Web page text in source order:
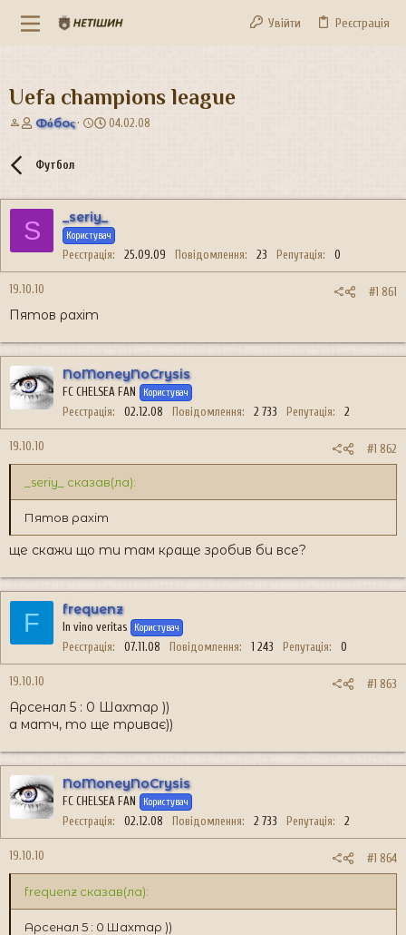
Увійти Реєстрація
Uefa champions league
А
о
т
е
м
и
Фόбоς
Д
т
в
о
р
е
04.02.08
Футбол
S _seriy_
Користувач
Реєстрація 25.09.09 Повідомлення 23 Репутація 0
19.10.10 #1 861
Пятов рахіт
NoMoneyNoCrysis
FC CHELSEA FAN Користувач
Реєстрація 02.12.08 Повідомлення 2 733 Репутація 2
19.10.10 #1 862
_seriy_ сказав(ла):
Пятов рахіт
ще скажи що ти там краще зробив би все?
F frequenz
In vino veritas Користувач
Реєстрація 07.11.08 Повідомлення 1 243 Репутація 0
19.10.10 #1 863
Арсенал 5 : 0 Шахтар ))
а матч, то ще триває))
NoMoneyNoCrysis
FC CHELSEA FAN Користувач
Реєстрація 02.12.08 Повідомлення 2 733 Репутація 2
19.10.10 #1 864
frequenz сказав(ла):
Арсенал 5 : 0 Шахтар ))